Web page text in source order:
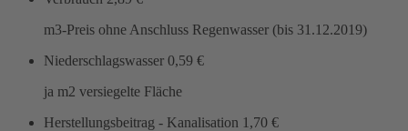
m3-Preis ohne Anschluss Regenwasser (bis 31.12.2019)
Niederschlagswasser 0,59 €
ja m2 versiegelte Fläche
Herstellungsbeitrag - Kanalisation 1,70 €